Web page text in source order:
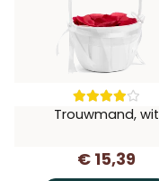
Trouwmand, wit
€ 15,39